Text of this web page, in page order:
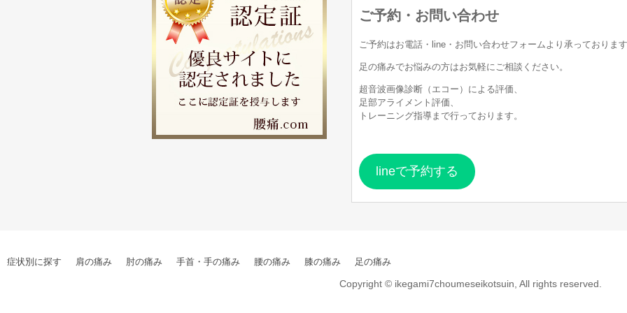
ご予約・お問い合わせ
ご予約はお電話・line・お問い合わせフォームより承っております
足の痛みでお悩みの方はお気軽にご相談ください。
超音波画像診断（エコー）による評価、
足部アライメント評価、
トレーニング指導まで行っております。
lineで予約する
症状別に探す 肩の痛み 肘の痛み 手首・手の痛み 腰の痛み 膝の痛み 足の痛み
Copyright © ikegami7choumeseikotsuin, All rights reserved.